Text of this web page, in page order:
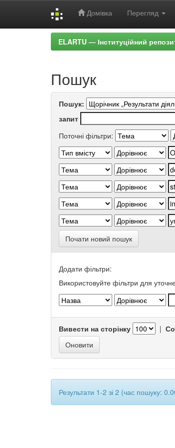
Домівка Перегляд
ELARTU — Інституційний
Пошук
Пошук:
запит
Поточні фільтри:
Почати новий пошук
Додати фільтри:
Використовуйте фільтри для
Вивести на сторінку |
Результати 1-2 зі 2 (час пошуку: